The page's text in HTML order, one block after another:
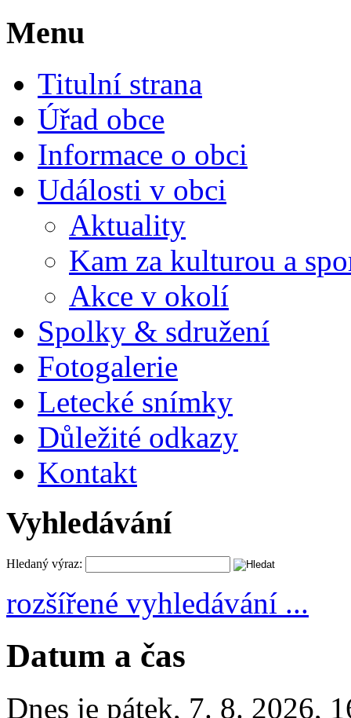
Menu
Titulní strana
Úřad obce
Informace o obci
Události v obci
Aktuality
Kam za kulturou a
Akce v okolí
Spolky & sdružení
Fotogalerie
Letecké snímky
Důležité odkazy
Kontakt
Vyhledávání
Hledaný výraz:
rozšířené vyhledávání ...
Datum a čas
Dnes je pátek, 7. 8. 2026,